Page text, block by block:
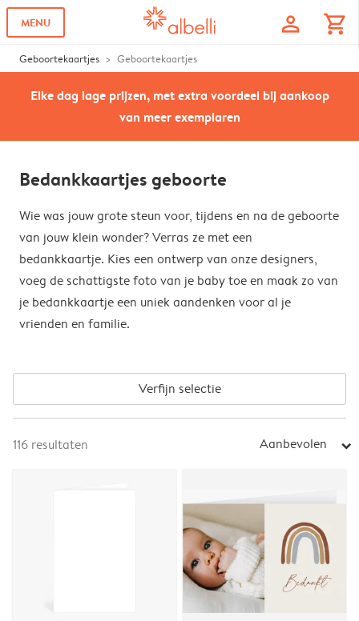
MENU profile shopping_cart
Geboortekaartjes Geboortekaartjes
Elke dag lage prijzen, met extra voordeel bij aankoop
van meer exemplaren
Bedankkaartjes geboorte
Wie was jouw grote steun voor, tijdens en na de geboorte
van jouw klein wonder? Verras ze met een
bedankkaartje. Kies een ontwerp van onze designers,
voeg de schattigste foto van je baby toe en maak zo van
je bedankkaartje een uniek aandenken voor al je
vrienden en familie.
Verfijn selectie
116 resultaten Aanbevolen arrow_right